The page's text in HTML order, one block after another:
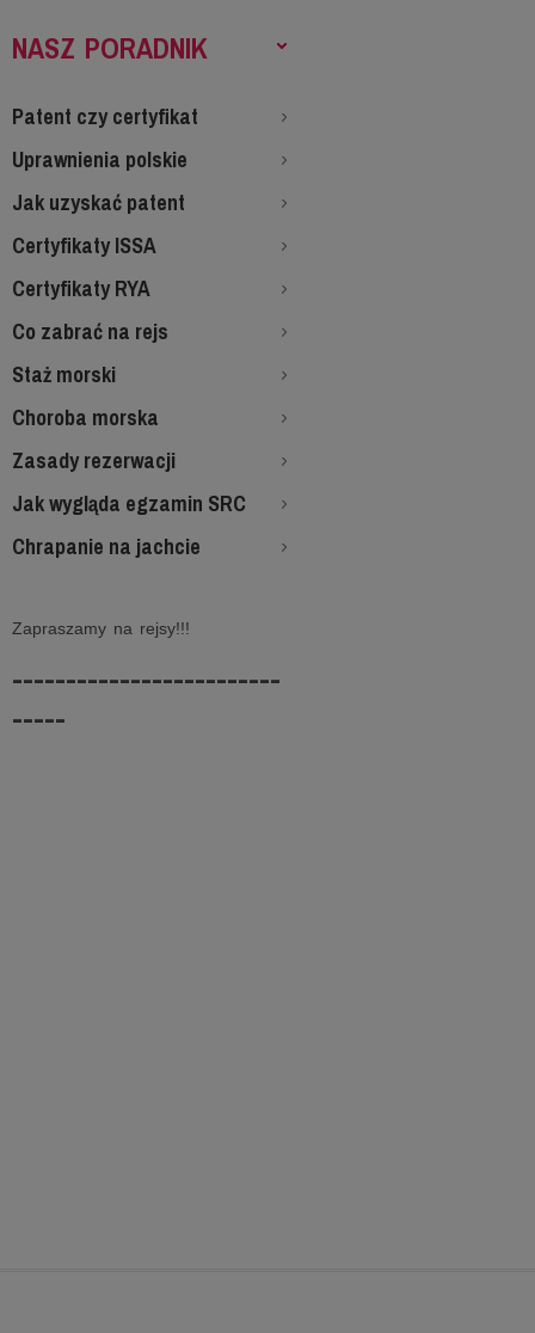
NASZ PORADNIK
Patent czy certyfikat
Uprawnienia polskie
Jak uzyskać patent
Certyfikaty ISSA
Certyfikaty RYA
Co zabrać na rejs
Staż morski
Choroba morska
Zasady rezerwacji
Jak wygląda egzamin SRC
Chrapanie na jachcie
Zapraszamy na rejsy!!!
-------------------------
-----